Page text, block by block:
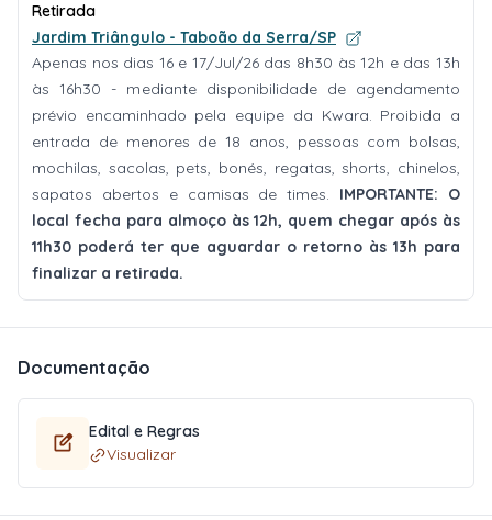
Retirada
Jardim Triângulo - Taboão da Serra/SP
Apenas nos dias 16 e 17/Jul/26 das 8h30 às 12h e das 13h
às 16h30 - mediante disponibilidade de agendamento
prévio encaminhado pela equipe da Kwara. Proibida a
entrada de menores de 18 anos, pessoas com bolsas,
mochilas, sacolas, pets, bonés, regatas, shorts, chinelos,
sapatos abertos e camisas de times. IMPORTANTE: O
local fecha para almoço às 12h, quem chegar após às
11h30 poderá ter que aguardar o retorno às 13h para
finalizar a retirada.
Documentação
Edital e Regras
Visualizar